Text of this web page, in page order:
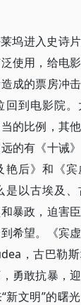
坞进入史诗
使用，给电
成的票房冲
回到电影院
的比例，其
的有《十诫
艳后》和《
是以古埃及
暴政，迫害
希望。《宾
，古巴勒
勇敢抗暴，
新文明”的曙